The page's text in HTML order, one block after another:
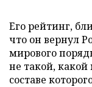
Его рейтинг,
что он вернул
мирового
не такой,
составе